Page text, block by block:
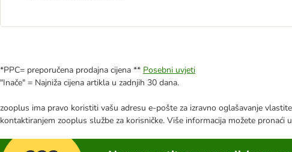
*PPC= preporučena prodajna cijena ** Posebni uvjeti
"Inače" = Najniža cijena artikla u zadnjih 30 dana.
zooplus ima pravo koristiti vašu adresu e-pošte za izravno oglašavanje
kontaktiranjem zooplus službe za korisničke. Više informacija možete pronaći